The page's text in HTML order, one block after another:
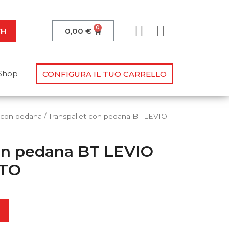
0,00 €
tue domande!
CONFIGURA IL TUO CARRELLO
pedana / Transpallet con pedana BT LEVIO
pedana BT LEVIO